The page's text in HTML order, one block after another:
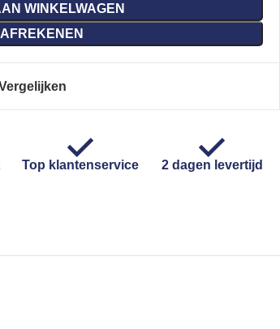
WINKELWAGEN
Top klantenservice 2 dagen levertijd